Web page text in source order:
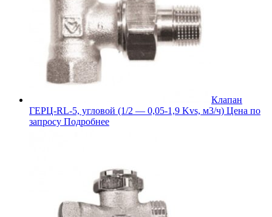
Клапан
ГЕРЦ-RL-5, угловой (1/2 — 0,05-1,9 Kvs, м3/ч) Цена по
запросу Подробнее